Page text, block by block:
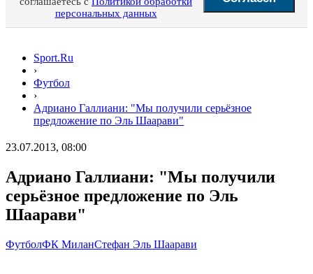
персональных данных
Sport.Ru
›
Футбол
›
Адриано Галлиани: "Мы получили серьёзное
предложение по Эль Шаарави"
23.07.2013, 08:00
Адриано Галлиани: "Мы получили
серьёзное предложение по Эль
Шаарави"
ФутболФК МиланСтефан Эль Шаарави